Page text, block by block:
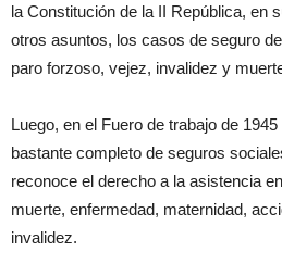
la Constitución de la II República, en
otros asuntos, los casos de seguro
paro forzoso, vejez, invalidez y
Luego, en el Fuero de trabajo de
bastante completo de seguros
reconoce el derecho a la asistencia
muerte, enfermedad, maternidad,
invalidez.